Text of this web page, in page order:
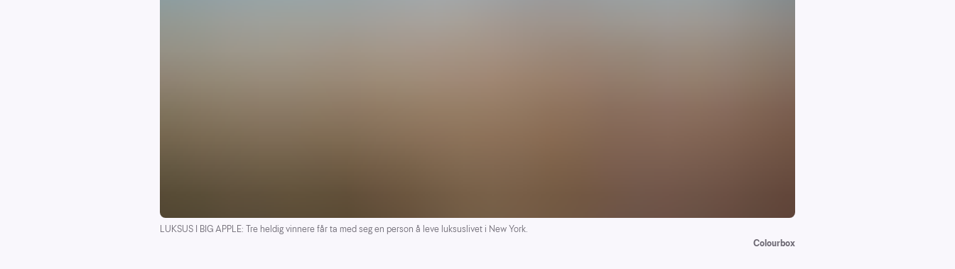
LUKSUS I BIG APPLE: Tre heldig vinnere får ta med seg en person å leve luksuslivet i New York.
Colourbox